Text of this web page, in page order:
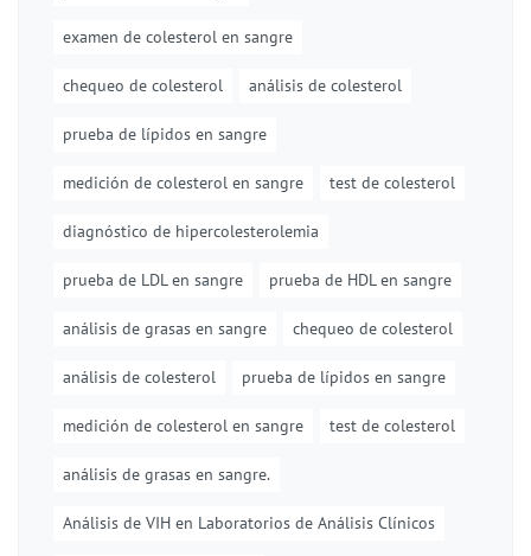
examen de colesterol en sangre
chequeo de colesterol análisis de colesterol
prueba de lípidos en sangre
medición de colesterol en sangre test de colesterol
diagnóstico de hipercolesterolemia
prueba de LDL en sangre prueba de HDL en sangre
análisis de grasas en sangre chequeo de colesterol
análisis de colesterol prueba de lípidos en sangre
medición de colesterol en sangre test de colesterol
análisis de grasas en sangre.
Análisis de VIH en Laboratorios de Análisis Clínicos